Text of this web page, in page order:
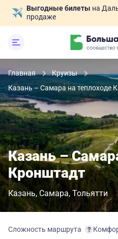
Выгодные билеты на
продаже
Главная
Круизы
Казань – Самара на теплоходе
Казань –
Кронштадт
Казань Самара Тольятти
Сложность маршрута